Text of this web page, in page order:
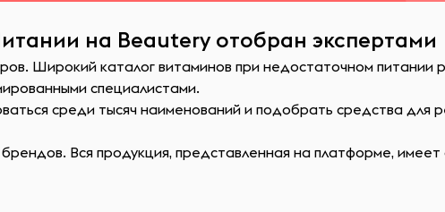
на Beautery отобран экспертами
Широкий каталог витаминов при недостаточном питании
специалистами.
среди тысяч наименований и подобрать средства для
Вся продукция, представленная на платформе, имеет